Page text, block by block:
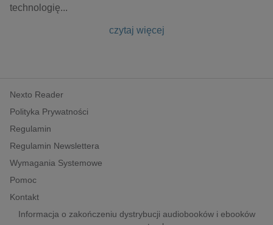
technologię...
czytaj więcej
Nexto Reader
Polityka Prywatności
Regulamin
Regulamin Newslettera
Wymagania Systemowe
Pomoc
Kontakt
Informacja o zakończeniu dystrybucji audiobooków i ebooków